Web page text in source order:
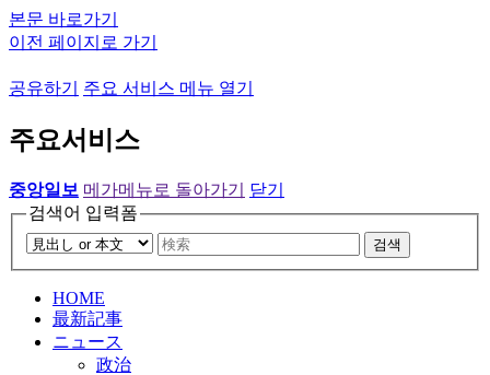
본문 바로가기
이전 페이지로 가기
공유하기 주요 서비스 메뉴 열기
주요서비스
중앙일보 메가메뉴로 돌아가기
닫기
검색어 입력폼
검색
HOME
最新記事
ニュース
政治